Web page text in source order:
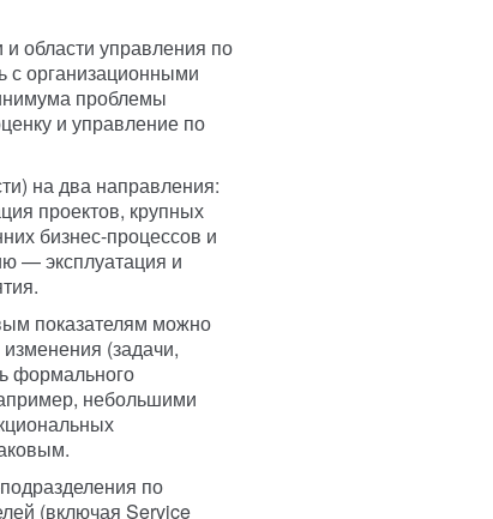
и области управления по
с организационными
проблемы
и управление по
на два направления:
проектов, крупных
бизнес-процессов и
— эксплуатация и
показателям можно
(задачи,
формального
небольшими
по
(включая Service